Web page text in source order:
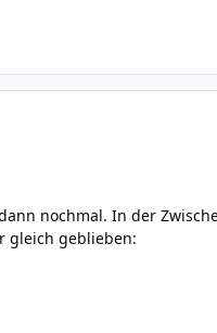
nochmal. In der
gleich geblieben: